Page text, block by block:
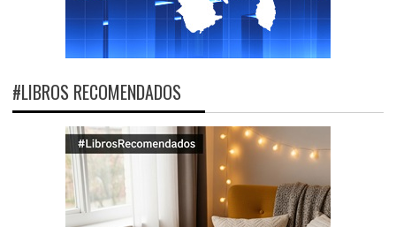
#LIBROS RECOMENDADOS